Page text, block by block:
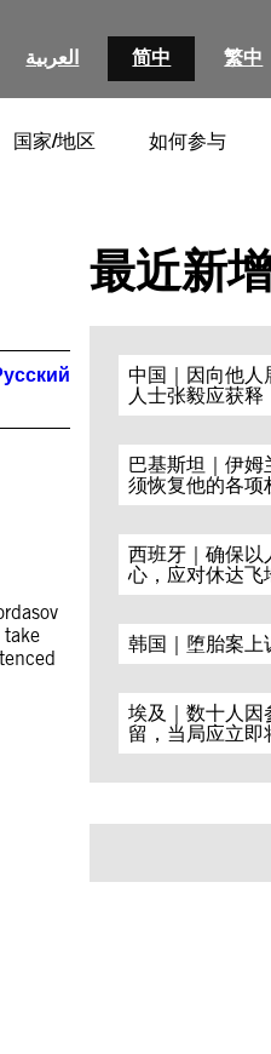
العربية 简中 繁中
国家/地区 如何参与
最近新
中国｜因向他人
人士张毅应获释
巴基斯坦｜伊姆
须恢复他的各项
西班牙｜确保以
心，应对休达飞
韩国｜堕胎案上
埃及｜数十人因
留，当局应立即